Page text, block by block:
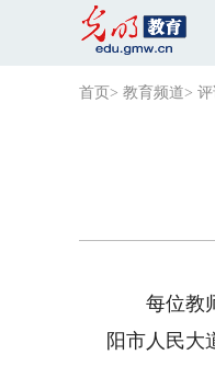
首页 > 教育频道>
每位教师
阳市人民大